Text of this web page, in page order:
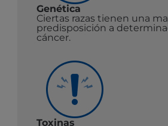
Genética
Ciertas razas tienen una
predisposición a
cáncer.
Toxinas